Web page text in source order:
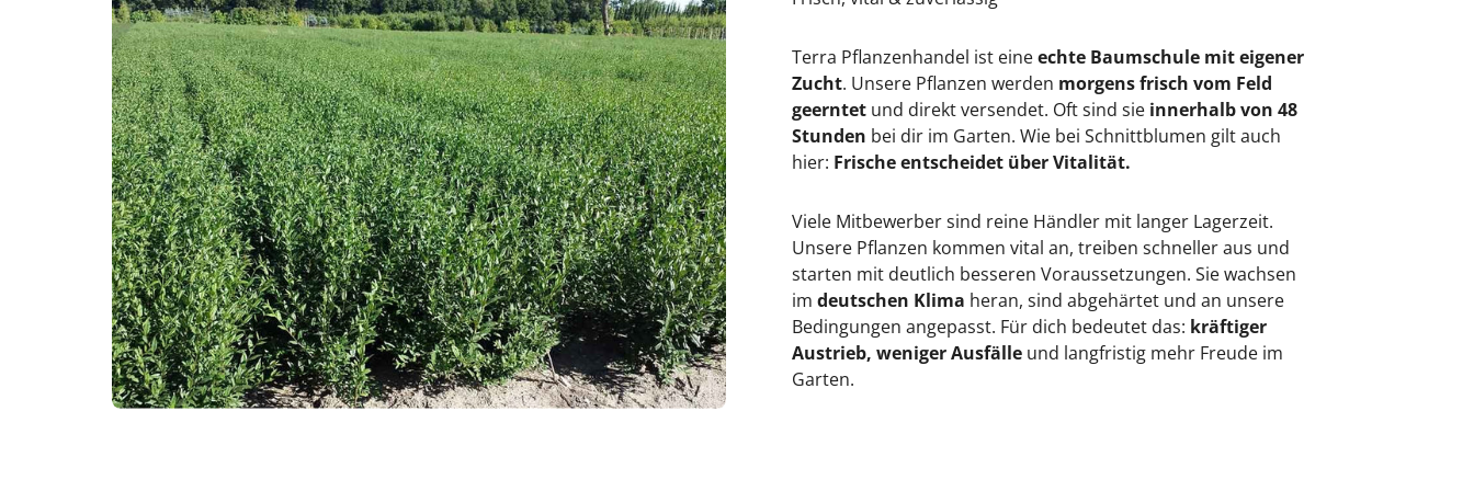
T
Terra Pflanzenhandel ist eineechte Baumschule mit eigener
Zucht. Unsere Pflanzen werden morgens frisch vom Feld
geerntet und direkt versendet. Oft sind sie innerhalb von 48
Stunden bei dir im Garten. Wie bei Schnittblumen gilt auch
hier: Frische entscheidet über Vitalität.
Viele Mitbewerber sind reine Händler mit langer Lagerzeit.
Unsere Pflanzen kommen vital an, treiben schneller aus und
starten mit deutlich besseren Voraussetzungen. Sie wachsen
im deutschen Klima heran, sind abgehärtet und an unsere
Bedingungen angepasst. Für dich bedeutet das: kräftiger
Austrieb, weniger Ausfälle und langfristig mehr Freude im
Garten.